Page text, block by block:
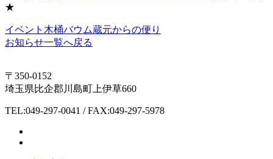
★
イベント 木桶バウム蔵元からの便り
お知らせ一覧へ戻る
〒350-0152
埼玉県比企郡川島町上伊草660
TEL:049-297-0041 / FAX:049-297-5978